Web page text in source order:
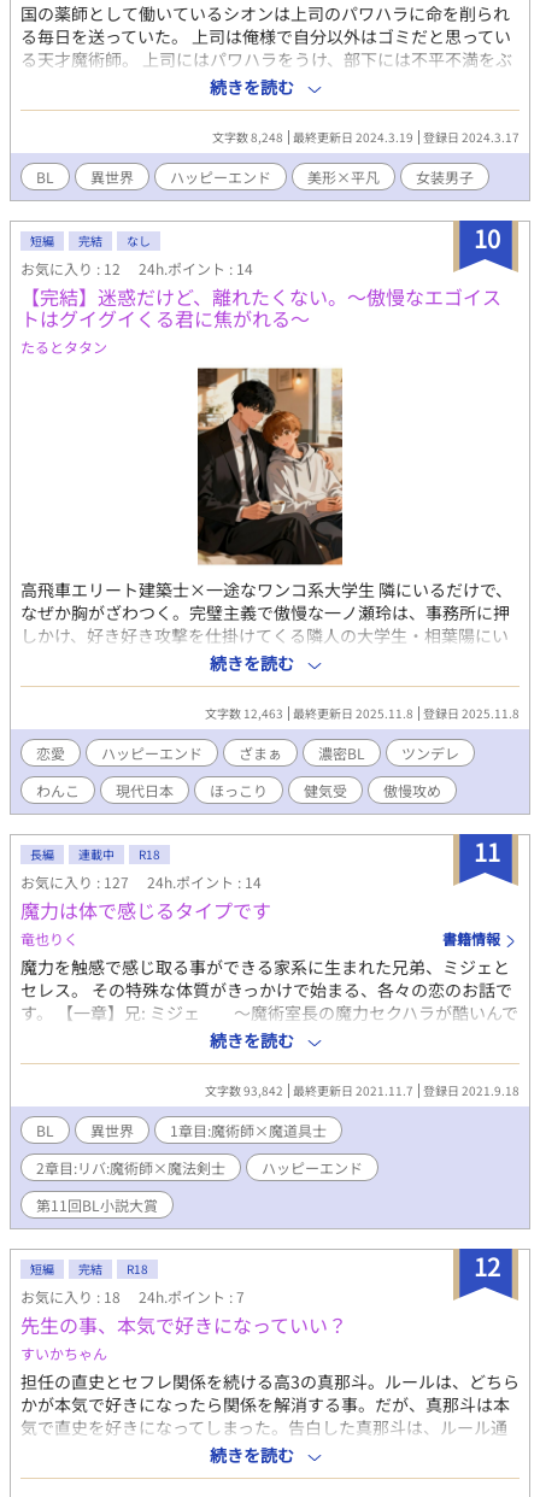
国の薬師として働いているシオンは上司のパワハラに命を削られ
る毎日を送っていた。 上司は俺様で自分以外はゴミだと思ってい
る天才魔術師。 上司にはパワハラをうけ、部下には不平不満をぶ
つけられストレスで体はボロボロだった。 そんなある日、道端で
助けた娼婦に盛りメイクを施されシオンは愛らしい美少女に変身
した。初めは隣町に行き道を歩いた。振り返る人々の好意しかな
い羨望の眼差しに快感を覚えたシオンは徐々に大胆になってい
く。誰も美少女になったシオンを冴えない薬師の男だとは思わな
い。 昼はしがない公僕の薬師 ☓ 夜は愛らしい美少女 昼
のストレスを夜に発散出来る毎日に夢中になっていたシオンは美
少女の姿で輩に絡まれている所をパワハラ上司に助けられた事
で、自体はおかしな方向に向かっていく。 「愛しい私の白百合。
どうか結婚してほしい」 （ひぃっ、勘弁してくれっ） どうして
こうなった。 俺はただチヤホヤされてストレス発散したいだけ
だったのにー！ 銀髪☓黒髪 ブルーアイズ☓黒目 パワハラ上司☓中
間管理職 天才魔術師☓薬師 ２５才☓３０才 美形☓平凡 pixivでも掲載
しています 素敵な表紙はミカスケ様よりお借りしました
続きを読む
文字数 8,248 最終更新日 2024.3.19 登録日 2024.3.17
BL 異世界 ハッピーエンド 美形×平凡 女装男子
10
短編 完結 なし
お気に入り : 12 24h.ポイント : 14
【完結】迷惑だけど、離れたくない。～傲慢なエゴイス
トはグイグイくる君に焦がれる～
たるとタタン
高飛車エリート建築士×一途なワンコ系大学生 隣にいるだけで、
なぜか胸がざわつく。完璧主義で傲慢な一ノ瀬玲は、事務所に押
しかけ、好き好き攻撃を仕掛けてくる隣人の大学生・相葉陽にい
つも迷惑そうな態度を取る。しかし、陽がその想いを諦めようと
すると、玲の心は焦り狂い、彼を必死に止めてしまう。冷静で無
表情に見える攻めの内側には、無自覚に依存するほど熱く焦がれ
る感情が秘められていた。陽の無邪気な大胆さと一途さが、玲の
頑なな心の扉を少しずつこじ開けていく。「迷惑だと思っても、
やっぱり離れたくなんてない」すれ違いながらも、互いを求め合
う二人のかけがえのない時間。 切なさと熱を織り交ぜた、リアル
な依存と愛の物語。エゴイストが求めたのは陽だまりの様な君だ
った。
続きを読む
文字数 12,463 最終更新日 2025.11.8 登録日 2025.11.8
恋愛 ハッピーエンド ざまぁ 濃密BL
ツンデレ
わんこ
現代日本 ほっこり 健気受 傲慢攻め
11
長編 連載中 R18
お気に入り : 127 24h.ポイント : 14
魔力は体で感じるタイプです
竜也りく 書籍情報
魔力を触感で感じ取る事ができる家系に生まれた兄弟、ミジェと
セレス。 その特殊な体質がきっかけで始まる、各々の恋のお話で
す。 【一章】兄: ミジェ 〜魔術室長の魔力セクハラが酷いんで
すけど！？〜 魔力を体で感じ取ってしまう魔道具士のミジェは、
このところ工房に足繁く通ってくれる魔術室長チェイスの魔力セ
クハラに苦しめられていた。 魔力がさわさわと体を触ってく
る……しかもその動きが大胆になってくるのに耐え兼ねて、本人
についに物申してみたら、なんとヤツは自覚がなかったよう
で……。 ***************** 【2章】弟: セレス 〜鉄壁ツンデレ
魔術師は、おねだりに弱い〜 魔力を見たり感じたりする能力に長
けた魔法剣士セレスは、人嫌いで人を寄せ付けない拒絶の魔力を
全身から放つ魔術師フィンレーが大のお気に入り。 パーティーを
ンレーに押し倒されて……。 ***************** 【3章】ミジェと
セレス兄弟とその恋人たちが四人でお茶してるところから始ま
る、その後のお話。 ※毎回1000文字〜2000文字程度の不定期更
新です。 ※『ムーンライトノベルズ』でも掲載中です。
続きを読む
文字数 93,842 最終更新日 2021.11.7 登録日 2021.9.18
BL 異世界
1章目:魔術師×魔道具士
2章目:リバ:魔術師×魔法剣士
ハッピーエンド
第11回BL小説大賞
12
短編 完結 R18
お気に入り : 18 24h.ポイント : 7
先生の事、本気で好きになっていい？
すいかちゃん
担任の直史とセフレ関係を続ける高3の真那斗。ルールは、どちら
かが本気で好きになったら関係を解消する事。だが、真那斗は本
気で直史を好きになってしまった。告白した真那斗は、ルール通
り関係を解消される。そんなある日。自分とそっくりな卒業生が
いると知って…。 過去と現在が交錯するような話です。 第五話を
続きを読む